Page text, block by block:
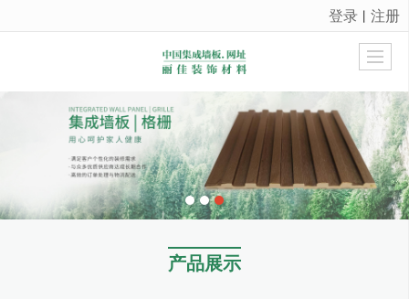
很遗憾，因您的浏览器版本过低导致无法获得最佳浏览体验，推荐下载安装谷歌浏览器！
登录 丨 注册
产品展示